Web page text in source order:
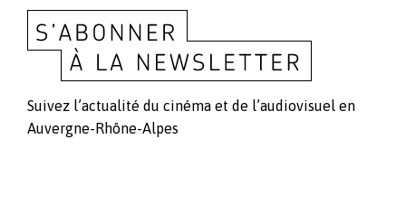
Suivez l’actualité du cinéma et de l’audiovisuel en
Auvergne-Rhône-Alpes